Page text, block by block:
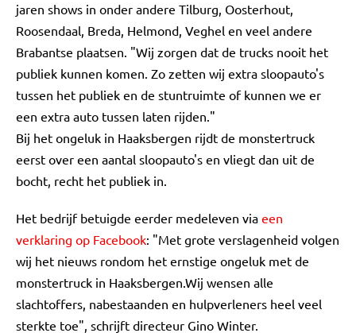
jaren shows in onder andere Tilburg, Oosterhout,
Roosendaal, Breda, Helmond, Veghel en veel andere
Brabantse plaatsen. "Wij zorgen dat de trucks nooit het
publiek kunnen komen. Zo zetten wij extra sloopauto's
tussen het publiek en de stuntruimte of kunnen we er
een extra auto tussen laten rijden."
Bij het ongeluk in Haaksbergen rijdt de monstertruck
eerst over een aantal sloopauto's en vliegt dan uit de
bocht, recht het publiek in.
Het bedrijf betuigde eerder medeleven via een
verklaring op Facebook: "Met grote verslagenheid volgen
wij het nieuws rondom het ernstige ongeluk met de
monstertruck in Haaksbergen.Wij wensen alle
slachtoffers, nabestaanden en hulpverleners heel veel
sterkte toe", schrijft directeur Gino Winter.